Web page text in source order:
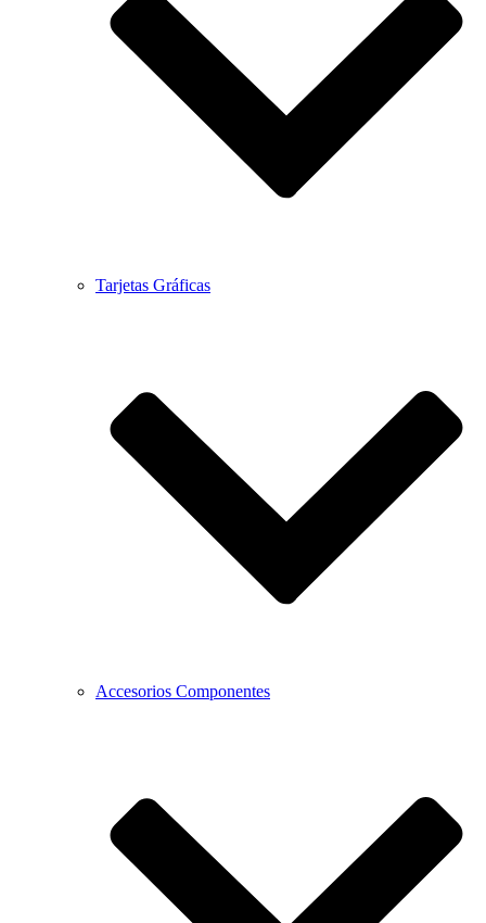
Tarjetas Gráficas
Accesorios Componentes